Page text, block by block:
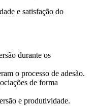
e satisfação do
durante os
o processo de adesão.
de forma
e produtividade.